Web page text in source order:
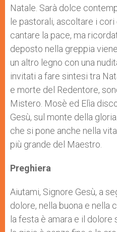
Natale. Sarà dolce
le pastorali, ascoltare i
cantare la pace, ma
deposto nella greppia
un altro legno con una
invitati a fare sintesi tra
e morte del Redentore,
Mistero. Mosè ed Elìa
Gesù, sul monte della
che si pone anche nella
più grande del Maestro.
Preghiera
Aiutami, Signore Gesù, a
dolore, nella buona e nella
la festa è amara e il dolore